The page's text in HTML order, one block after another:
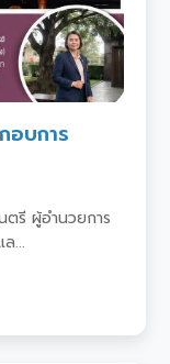
อบการ
รี ผู้อำนวยการ
...